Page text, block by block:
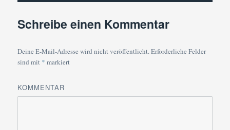
Schreibe einen Kommentar
Deine E-Mail-Adresse wird nicht veröffentlicht.Erforderliche Felder
sind mit * markiert
KOMMENTAR